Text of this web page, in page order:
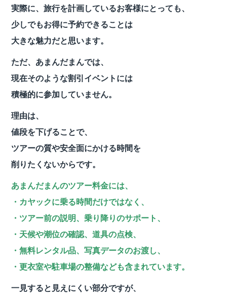
実際に、旅行を計画しているお客様にとっても、
少しでもお得に予約できることは
大きな魅力だと思います。
ただ、あまんだまんでは、
現在そのような割引イベントには
積極的に参加していません。
理由は、
値段を下げることで、
ツアーの質や安全面にかける時間を
削りたくないからです。
あまんだまんのツアー料金には、
・カヤックに乗る時間だけではなく、
・ツアー前の説明、乗り降りのサポート、
・天候や潮位の確認、道具の点検、
・無料レンタル品、写真データのお渡し、
・更衣室や駐車場の整備なども含まれています。
一見すると見えにくい部分ですが、